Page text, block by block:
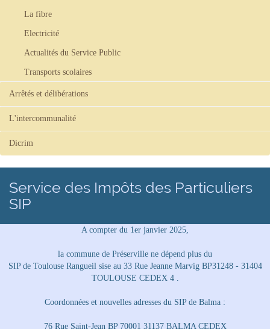
La fibre
Electricité
Actualités du Service Public
Transports scolaires
Arrêtés et délibérations
L'intercommunalité
Dicrim
Service des Impôts des Particuliers
SIP
A compter du 1er janvier 2025,
la commune de Préserville ne dépend plus du
SIP de Toulouse Rangueil sise au 33 Rue Jeanne Marvig BP31248 - 31404
TOULOUSE CEDEX 4 .
Coordonnées et nouvelles adresses du SIP de Balma :
76 Rue Saint-Jean BP 70001 31137 BALMA CEDEX